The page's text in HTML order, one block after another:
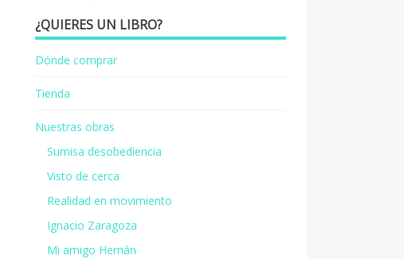
¿QUIERES UN LIBRO?
Dónde comprar
Tienda
Nuestras obras
Sumisa desobediencia
Visto de cerca
Realidad en movimiento
Ignacio Zaragoza
Mi amigo Hernán